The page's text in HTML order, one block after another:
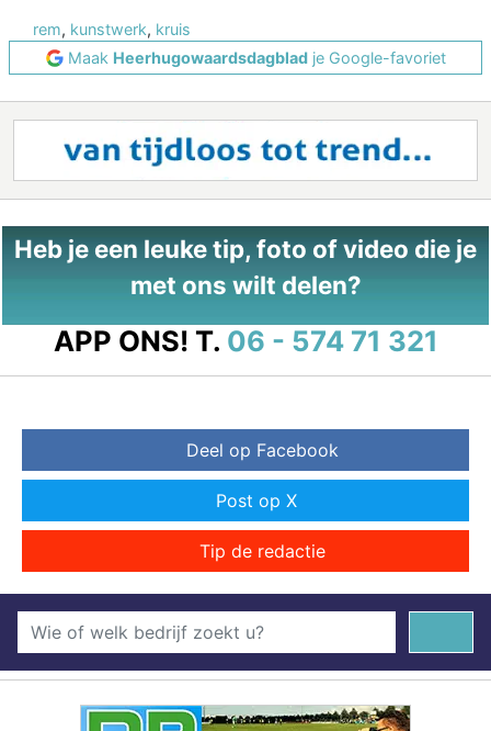
rem, kunstwerk, kruis
Maak Heerhugowaardsdagbladje Google-favoriet
Heb je een leuke tip, foto of video die je
met ons wilt delen?
APP ONS! T. 06 - 574 71 321
Deel op Facebook
Post op X
Tip de redactie